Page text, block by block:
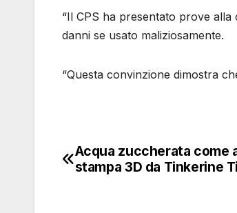
“Il CPS ha presentato prove
danni se usato maliziosamente.
“Questa convinzione dimostra
Navigazione
Acqua zuccherata come
stampa 3D da Tinkerine